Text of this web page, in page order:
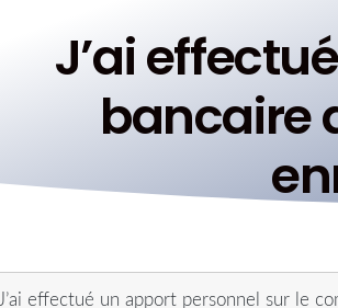
J’ai
bancaire
J’ai effectué un apport personnel sur le